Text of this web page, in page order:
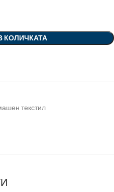
КОЛИЧКАТА
текстил